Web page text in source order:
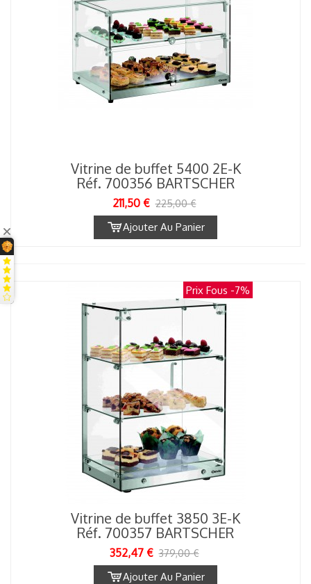
Vitrine de buffet 5400 2E-K
Réf. 700356 BARTSCHER
211,50 € 225,00 €
Ajouter Au Panier
Prix Fous -7%
Vitrine de buffet 3850 3E-K
Réf. 700357 BARTSCHER
352,47 € 379,00 €
Ajouter Au Panier